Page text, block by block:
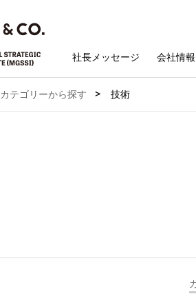
社長メッセージ 会社情報
カテゴリーから探す 技術